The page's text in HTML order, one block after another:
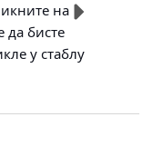
на
да бисте
у стаблу